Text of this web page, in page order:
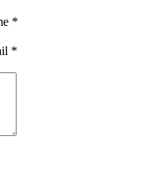
*
*